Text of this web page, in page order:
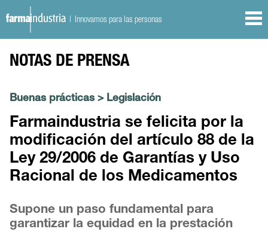
| Innovamos para las personas
NOTAS DE PRENSA
Buenas prácticas> Legislación
Farmaindustria se felicita por la
modificación del artículo 88 de la
Ley 29/2006 de Garantías y Uso
Racional de los Medicamentos
Supone un paso fundamental para
garantizar la equidad en la prestación